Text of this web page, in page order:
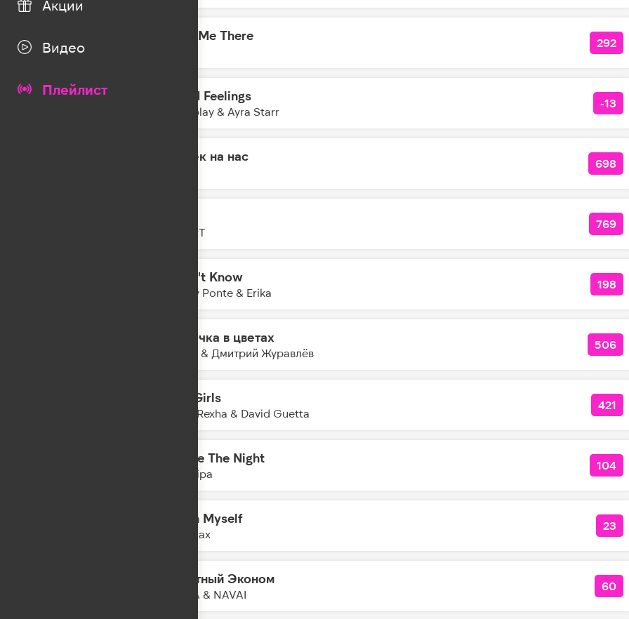
Акции
Видео
Плейлист
17:34 Take Me There 292
Good Feelings
Coldplay & Ayra Starr
-13
Намёк на нас 698
ZIVERT
769
I Don't Know
Gabry Ponte & Erika
198
Девочка в цветах
Баста & Дмитрий Журавлёв
506
Sad Girls
Bebe Rexha & David Guetta
421
Dance The Night
Dua Lipa
104
Lovin Myself
Ava Max
23
Грустный Эконом
PIZZA & NAVAI
60